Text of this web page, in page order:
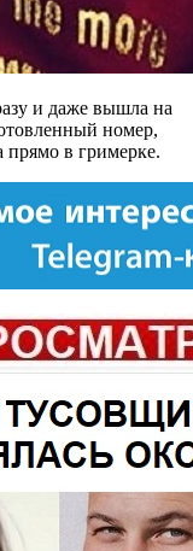
и даже вышла на
номер,
прямо в гримерке.